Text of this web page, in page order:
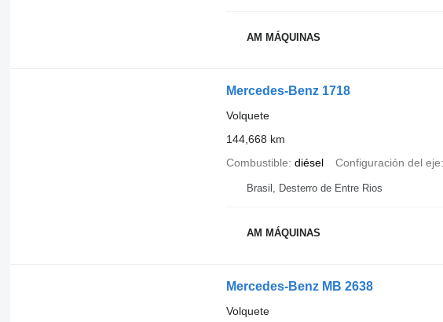
AM MÁQUINAS
Mercedes-Benz 1718
Volquete
144,668 km
Combustible diésel Configuración del eje
Brasil, Desterro de Entre Rios
AM MÁQUINAS
Mercedes-Benz MB 2638
Volquete